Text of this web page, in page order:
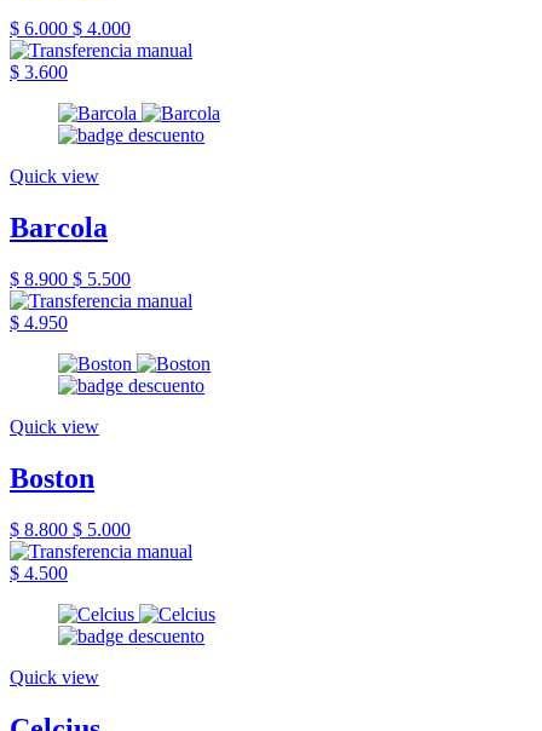
$ 6.000 $ 4.000
$ 3.600
Quick view
Barcola
$ 8.900 $ 5.500
$ 4.950
Quick view
Boston
$ 8.800 $ 5.000
$ 4.500
Quick view